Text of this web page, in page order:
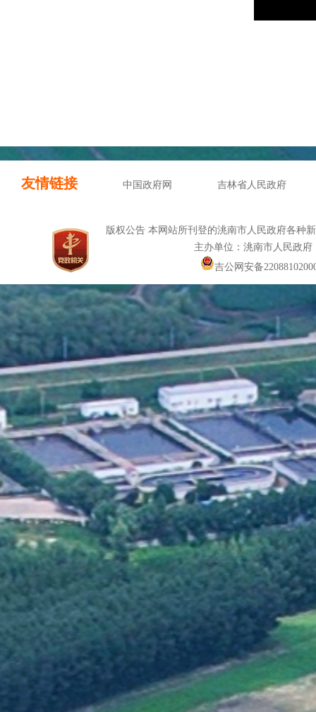
友情链接 中国政府网 吉林省人民政府
版权公告 本网站所刊登的洮南市人民政府各种
主办单位：洮南市人民政
吉公网安备